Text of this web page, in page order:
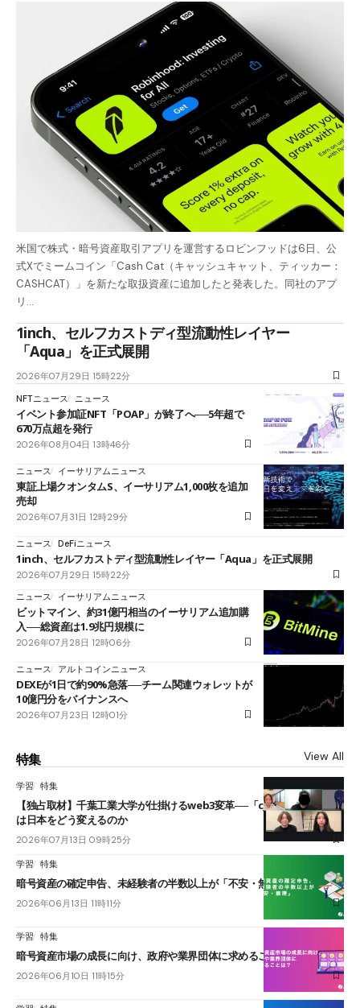
米国で株式・暗号資産取引アプリを運営するロビンフッドは6日、公
式Xでミームコイン「Cash Cat（キャッシュキャット、ティッカー：
CASHCAT）」を新たな取扱資産に追加したと発表した。同社のアプ
リ…
1inch、セルフカストディ型流動性レイヤー
「Aqua」を正式展開
2026年07月29日 15時22分
NFTニュース
ニュース
イベント参加証NFT「POAP」が終了へ──5年超で
670万点超を発行
2026年08月04日 13時46分
ニュース イーサリアムニュース
東証上場クオンタムS、イーサリアム1,000枚を追加
売却
2026年07月31日 12時29分
ニュース DeFiニュース
1inch、セルフカストディ型流動性レイヤー「Aqua」を正式展開
2026年07月29日 15時22分
ニュース
イーサリアムニュース
ビットマイン、約31億円相当のイーサリアム追加購
入──総資産は1.9兆円規模に
2026年07月28日 12時06分
ニュース アルトコインニュース
DEXEが1日で約90%急落──チーム関連ウォレットが
10億円分をバイナンスへ
2026年07月23日 12時01分
特集 View All
学習 特集
【独占取材】千葉工業大学が仕掛けるweb3変革──「cJPY」とAIの融合
は日本をどう変えるのか
2026年07月13日 09時25分
学習 特集
暗号資産の確定申告、未経験者の半数以上が「不安・無理」
2026年06月13日 11時11分
学習 特集
暗号資産市場の成長に向け、政府や業界団体に求めることは？
2026年06月10日 11時15分